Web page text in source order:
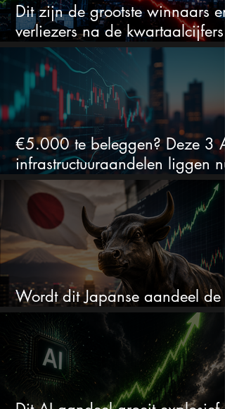
Dit zijn de grootste winnaars en
verliezers na de kwartaalcijfers
(2 springen eruit)
€5.000 te beleggen? Deze 3
infrastructuuraandelen liggen nu
in de uitverkoop
Wordt dit Japanse aandeel de
comeback kid van 2026?